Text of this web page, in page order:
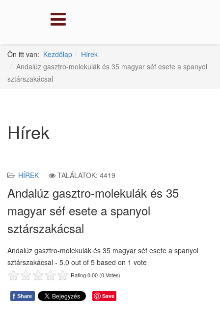
Ön itt van: Kezdőlap
Hírek
Andalúz gasztro-molekulák és 35 magyar séf esete a spanyol
sztárszakácsal
Hírek
HÍREK TALÁLATOK: 4419
Andalúz gasztro-molekulák és 35
magyar séf esete a spanyol
sztárszakácsal
Andalúz gasztro-molekulák és 35 magyar séf esete a spanyol
sztárszakácsal - 5.0 out of 5 based on 1 vote
Rating 0.00 (0 Votes)
f Share Save